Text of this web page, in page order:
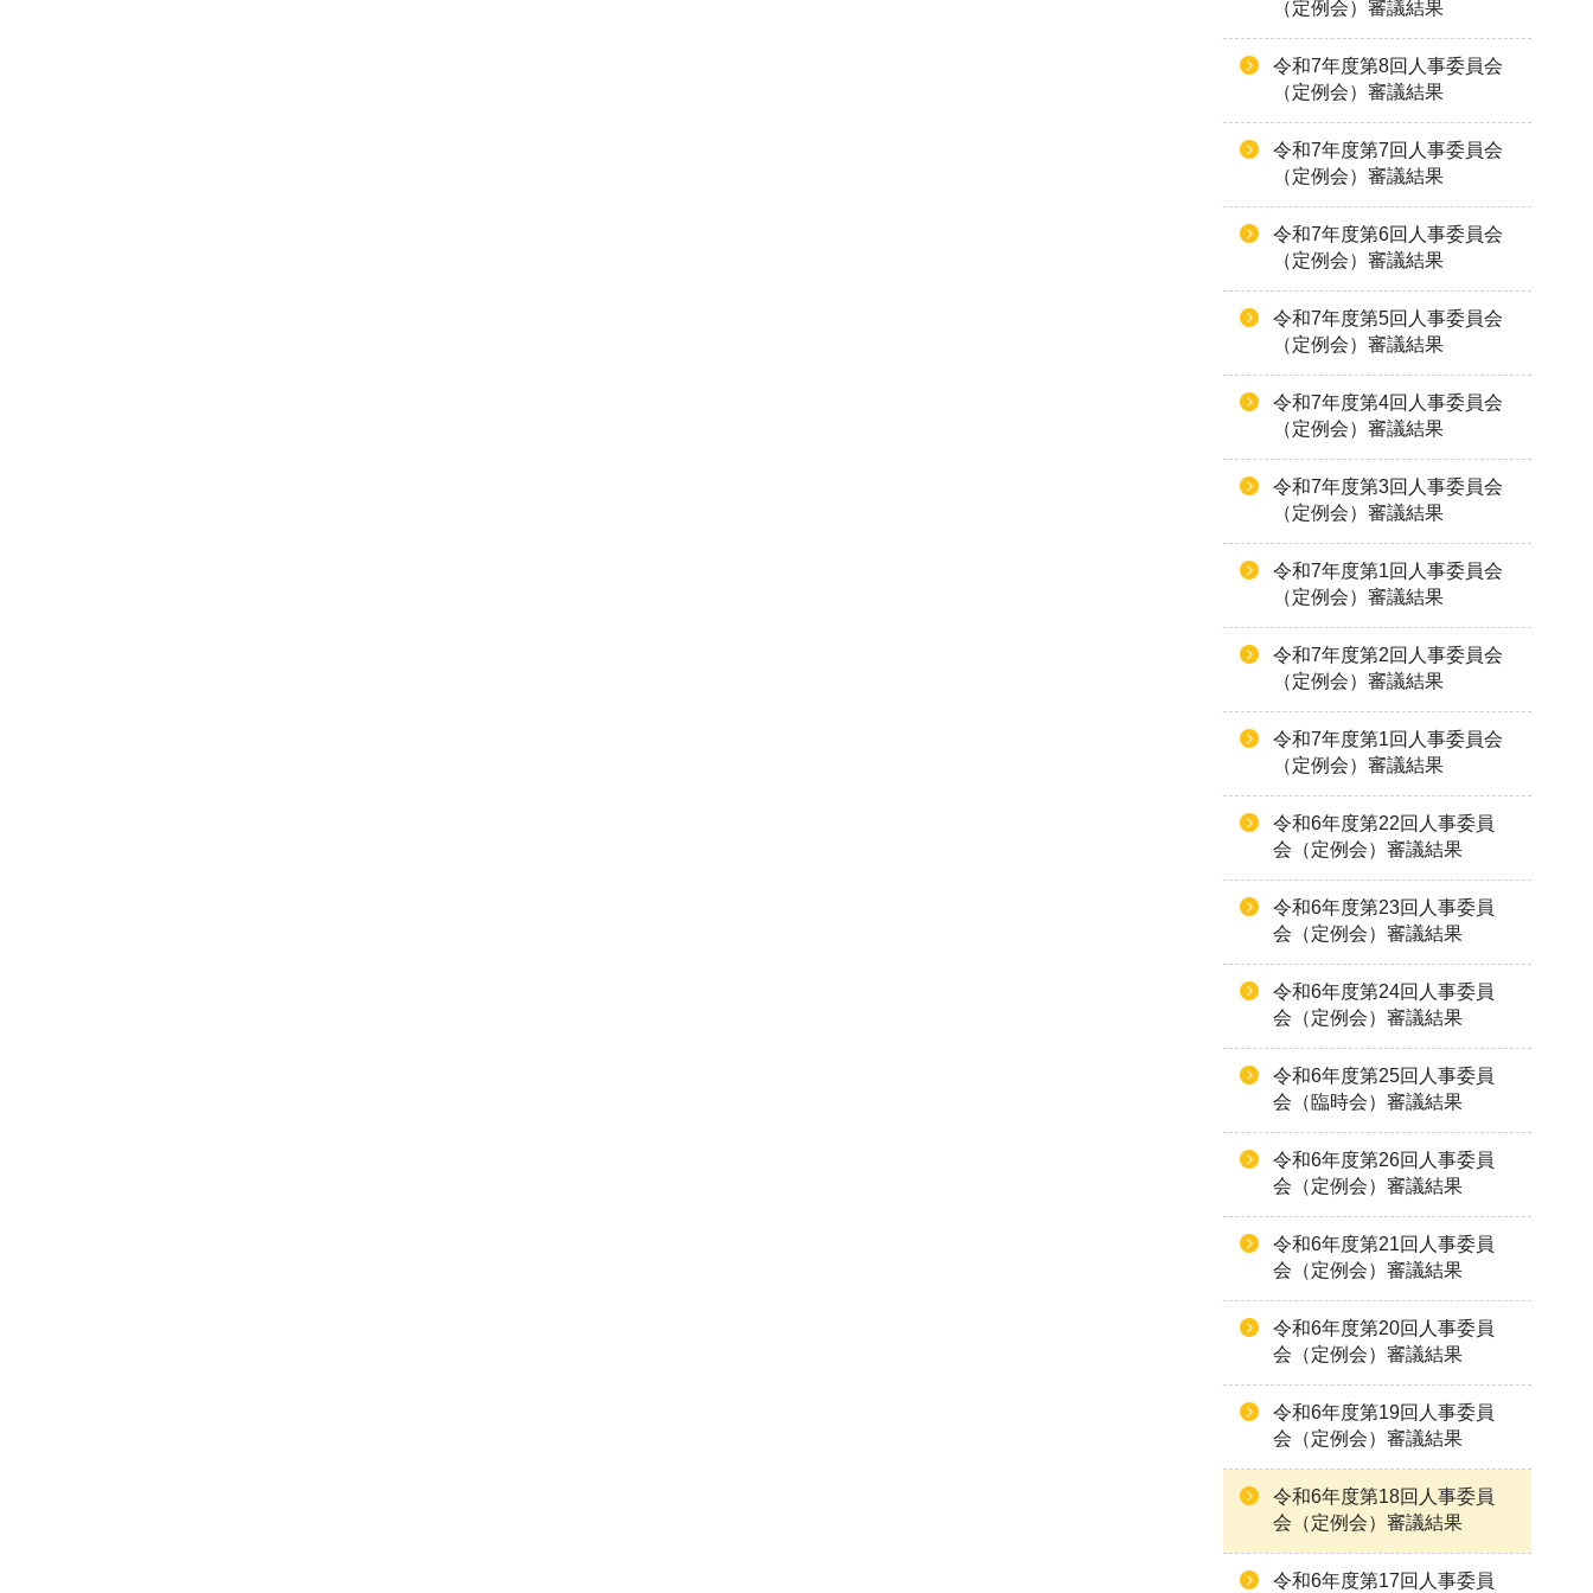
（定例会）審議結果
令和7年度第8回人事委員会
（定例会）審議結果
令和7年度第7回人事委員会
（定例会）審議結果
令和7年度第6回人事委員会
（定例会）審議結果
令和7年度第5回人事委員会
（定例会）審議結果
令和7年度第4回人事委員会
（定例会）審議結果
令和7年度第3回人事委員会
（定例会）審議結果
令和7年度第1回人事委員会
（定例会）審議結果
令和7年度第2回人事委員会
（定例会）審議結果
令和7年度第1回人事委員会
（定例会）審議結果
令和6年度第22回人事委員
会（定例会）審議結果
令和6年度第23回人事委員
会（定例会）審議結果
令和6年度第24回人事委員
会（定例会）審議結果
令和6年度第25回人事委員
会（臨時会）審議結果
令和6年度第26回人事委員
会（定例会）審議結果
令和6年度第21回人事委員
会（定例会）審議結果
令和6年度第20回人事委員
会（定例会）審議結果
令和6年度第19回人事委員
会（定例会）審議結果
令和6年度第18回人事委員
会（定例会）審議結果
令和6年度第17回人事委員